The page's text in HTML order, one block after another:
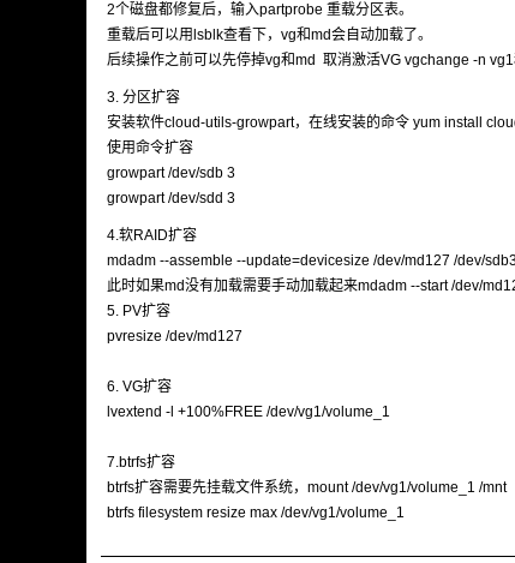
2个磁盘都修复后，输入partprobe 重载分区表。
重载后可以用lsblk查看下，vg和md会自动加载了。
后续操作之前可以先停掉vg和md 取消激活VG vgchange -n
3. 分区扩容
安装软件cloud-utils-growpart，在线安装的命令 yum install
使用命令扩容
growpart /dev/sdb 3
growpart /dev/sdd 3
4.软RAID扩容
mdadm --assemble --update=devicesize /dev/md127 /dev/
此时如果md没有加载需要手动加载起来mdadm --start /dev/
5. PV扩容
pvresize /dev/md127
6. VG扩容
lvextend -l +100%FREE /dev/vg1/volume_1
7.btrfs扩容
btrfs扩容需要先挂载文件系统，mount /dev/vg1/volume_1 /mnt
btrfs filesystem resize max /dev/vg1/volume_1